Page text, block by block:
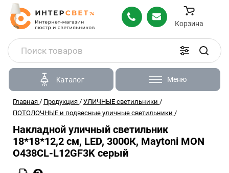
Корзина
Каталог Меню
Главная / Продукция / УЛИЧНЫЕ светильники /
ПОТОЛОЧНЫЕ и подвесные уличные светильники /
Накладной уличный светильник
18*18*12,2 см, LED, 3000К, Maytoni MON
O438CL-L12GF3K серый